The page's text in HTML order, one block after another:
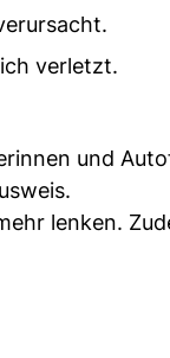
verletzt.
und
lenken.